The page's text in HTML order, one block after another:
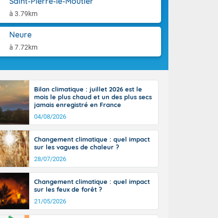
à 3.79km
Neure
à 7.72km
ensoleillée,
une
le vent
tramontane
elles
et
sur le
Alpes à
terres et 20
Bilan climatique : juillet 2026 est le
mois le plus chaud et un des plus secs
jamais enregistré en France
04/08/2026
Changement climatique : quel impact
sur les vagues de chaleur ?
28/07/2026
Changement climatique : quel impact
sur les feux de forêt ?
21/05/2026